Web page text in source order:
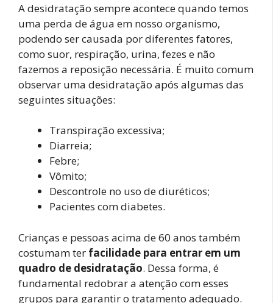
A desidratação sempre acontece quando temos
uma perda de água em nosso organismo,
podendo ser causada por diferentes fatores,
como suor, respiração, urina, fezes e não
fazemos a reposição necessária. É muito comum
observar uma desidratação após algumas das
seguintes situações:
Transpiração excessiva;
Diarreia;
Febre;
Vômito;
Descontrole no uso de diuréticos;
Pacientes com diabetes.
Crianças e pessoas acima de 60 anos também
costumam ter facilidade para entrar em um
quadro de desidratação. Dessa forma, é
fundamental redobrar a atenção com esses
grupos para garantir o tratamento adequado.